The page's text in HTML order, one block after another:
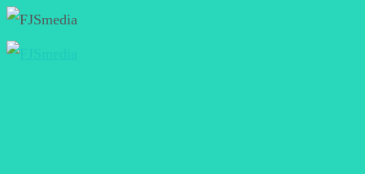
Zum
Inhalt